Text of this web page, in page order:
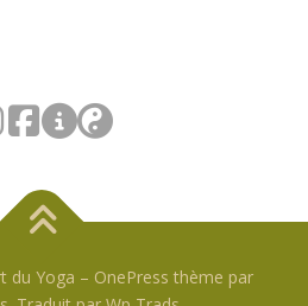
du Yoga – OnePress thème par